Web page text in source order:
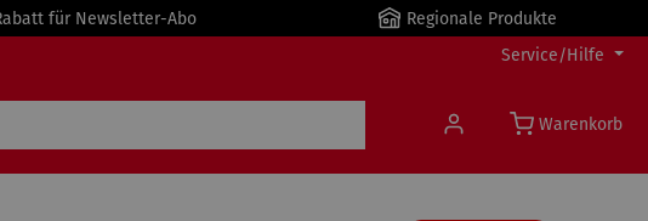
für Newsletter-Abo
Regionale Produkte
Service/Hilfe
Warenkorb